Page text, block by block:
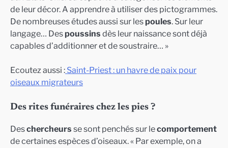
de leur décor. A apprendre à utiliser des pictogrammes.
De nombreuses études aussi sur les poules. Sur leur
langage… Des poussins dès leur naissance sont déjà
capables d’additionner et de soustraire… »
Ecoutez aussi : Saint-Priest : un havre de paix pour
oiseaux migrateurs
Des rites funéraires chez les pies ?
Deschercheurs se sont penchés sur lecomportement
de certaines espèces d’oiseaux. « Par exemple, on a